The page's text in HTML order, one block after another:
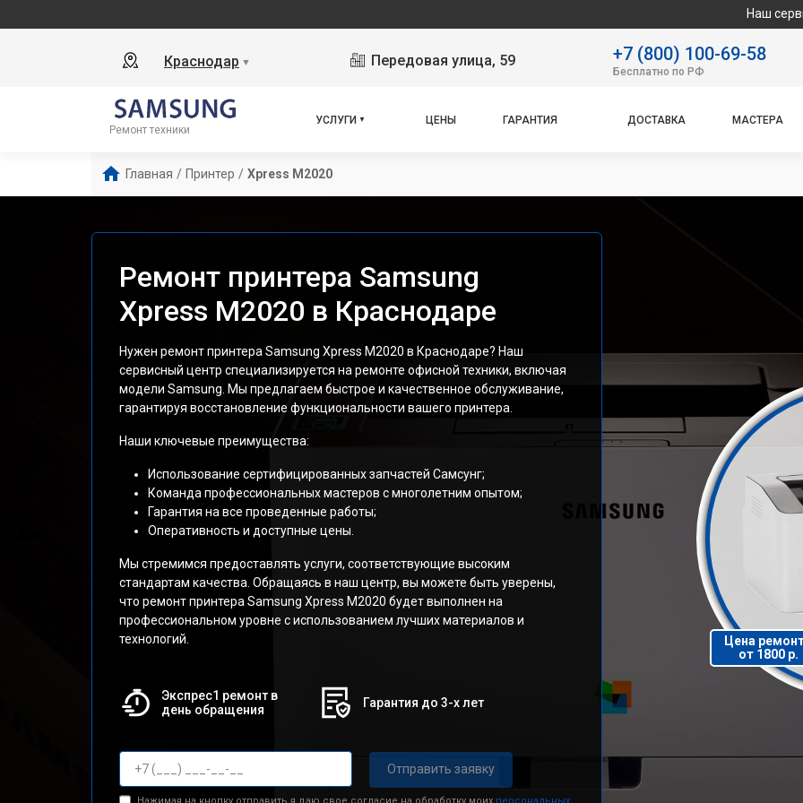
Наш сервисный
Краснодар ▼ Передовая улица, 59 +7 (800) 100-69-58
Бесплатно по РФ
Ремонт техники
УСЛУГИ ЦЕНЫ ГАРАНТИЯ ДОСТАВКА МАСТЕРА
Главная / Принтер / Xpress M2020
Ремонт принтера Samsung
Xpress M2020 в Краснодаре
Нужен ремонт принтера Samsung Xpress M2020 в Краснодаре? Наш
сервисный центр специализируется на ремонте офисной техники, включая
модели Samsung. Мы предлагаем быстрое и качественное обслуживание,
гарантируя восстановление функциональности вашего принтера.
Наши ключевые преимущества:
Использование сертифицированных запчастей Самсунг;
Команда профессиональных мастеров с многолетним опытом;
Гарантия на все проведенные работы;
Оперативность и доступные цены.
Мы стремимся предоставлять услуги, соответствующие высоким
стандартам качества. Обращаясь в наш центр, вы можете быть уверены,
что ремонт принтера Samsung Xpress M2020 будет выполнен на
профессиональном уровне с использованием лучших материалов и
технологий.
Экспрес1 ремонт в
день обращения
Гарантия до 3-х лет
Отправить заявку
Нажимая на кнопку отправить я даю свое согласие на обработку моих персональных
Цена
от 1800 р.